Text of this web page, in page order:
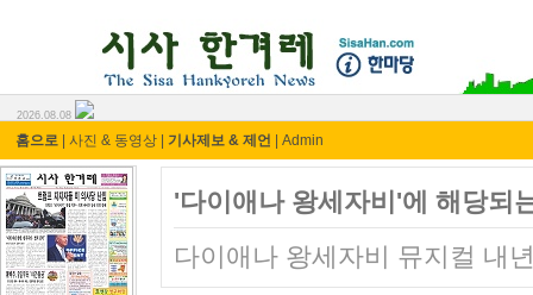
2026.08.08
홈으로 사진 & 동영상 기사제보 & 제언 Admin
'다이애나 왕세자비'에 해당되
다이애나 왕세자비 뮤지컬 내